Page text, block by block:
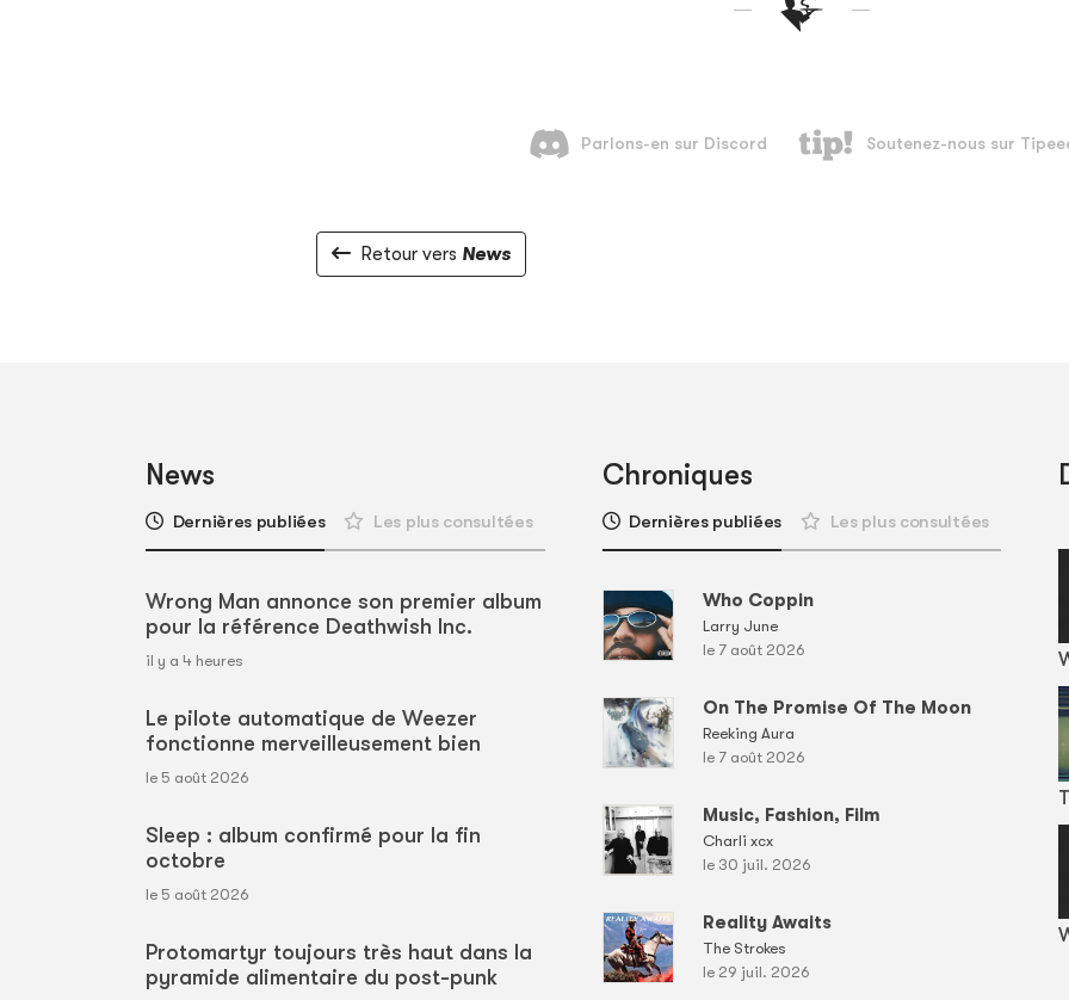
Retour vers News
News
Dernières publiées Les plus consultées
Wrong Man annonce son premier album
pour la référence Deathwish Inc.
il y a 4 heures
Le pilote automatique de Weezer
fonctionne merveilleusement bien
le 5 août 2026
Sleep : album confirmé pour la fin
octobre
le 5 août 2026
Protomartyr toujours très haut dans la
pyramide alimentaire du post-punk
Chroniques
Dernières publiées Les plus consultées
Who Coppin
Larry June
le 7 août 2026
On The Promise Of The Moon
Reeking Aura
le 7 août 2026
Music, Fashion, Film
Charli xcx
le 30 juil. 2026
Reality Awaits
The Strokes
le 29 juil. 2026